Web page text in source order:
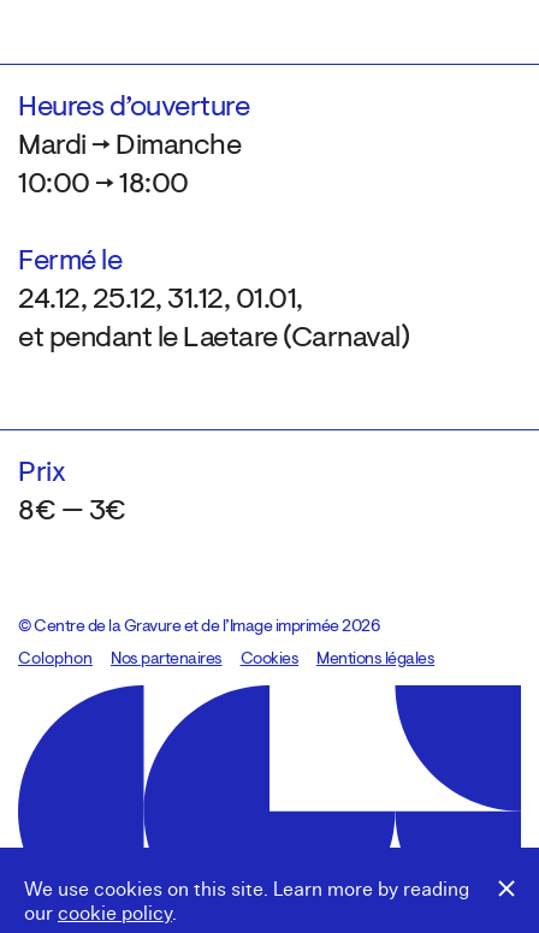
We use cookies on this site. Learn more by reading
our cookie policy.
Heures d’ouverture
Mardi → Dimanche
10:00 → 18:00
Fermé le
24.12, 25.12, 31.12, 01.01,
et pendant le Laetare (Carnaval)
Prix
8€ — 3€
© Centre de la Gravure et de l’Image imprimée 2026
Colophon
Design:Marcel Kaczmarek, code:8080.studio
Nos partenaires Cookies Mentions légales